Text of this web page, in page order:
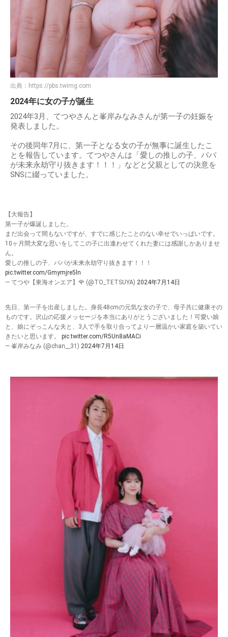
出典： https://pbs.twimg.com
2024年に女の子が誕生
2024年3月、てつやさんと峯岸みなみさんが第一子の妊娠を
発表しました。
その後同年7月に、第一子となる女の子が無事に誕生したこ
とを報告しています。てつやさんは「愛しの推しの子、パパ
が未来永劫守り抜きます！！！」などと父親としての決意を
SNSに綴っていました。
【大報告】
第一子が爆誕しました。
まだ出会って間もないですが、すでに感じたことのない幸せでいっぱいです。
10ヶ月間大変な思いをしてこの子に出逢わせてくれた妻には感謝しかありませ
ん。
愛しの推しの子、パパが未来永劫守り抜きます！！！
pic.twitter.com/Gmymjre5ln
— てつや【東海オンエア】🌹 (@TO_TETSUYA) 2024年7月14日
先日、第一子を出産しました。身長48cmの元気な女の子で、母子共に健康その
ものです。沢山の応援メッセージを本当にありがとうございました！可愛い娘
と、娘にぞっこんな夫と、3人で手を取り合ってより一層温かい家庭を築いてい
きたいと思います。 pic.twitter.com/R5Un8aMACi
— 峯岸みなみ (@chan__31) 2024年7月14日